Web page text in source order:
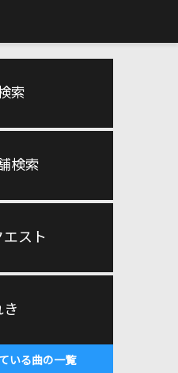
索
検索
スト
き
いる曲の一覧